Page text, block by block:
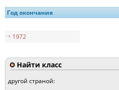
Год окончания
1972
Найти класс
другой страной: